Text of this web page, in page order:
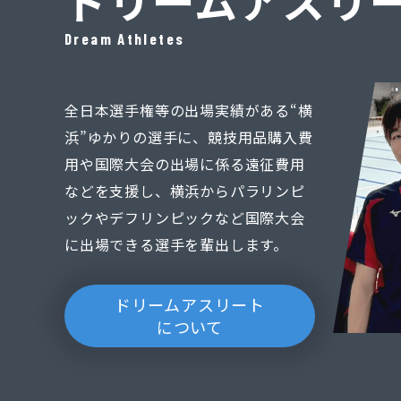
Dream Athletes
全日本選手権等の出場実績がある“横
浜”ゆかりの選手に、競技用品購入費
用や国際大会の出場に係る遠征費用
などを支援し、横浜からパラリンピ
ックやデフリンピックなど国際大会
に出場できる選手を輩出します。
ドリームアスリート
について